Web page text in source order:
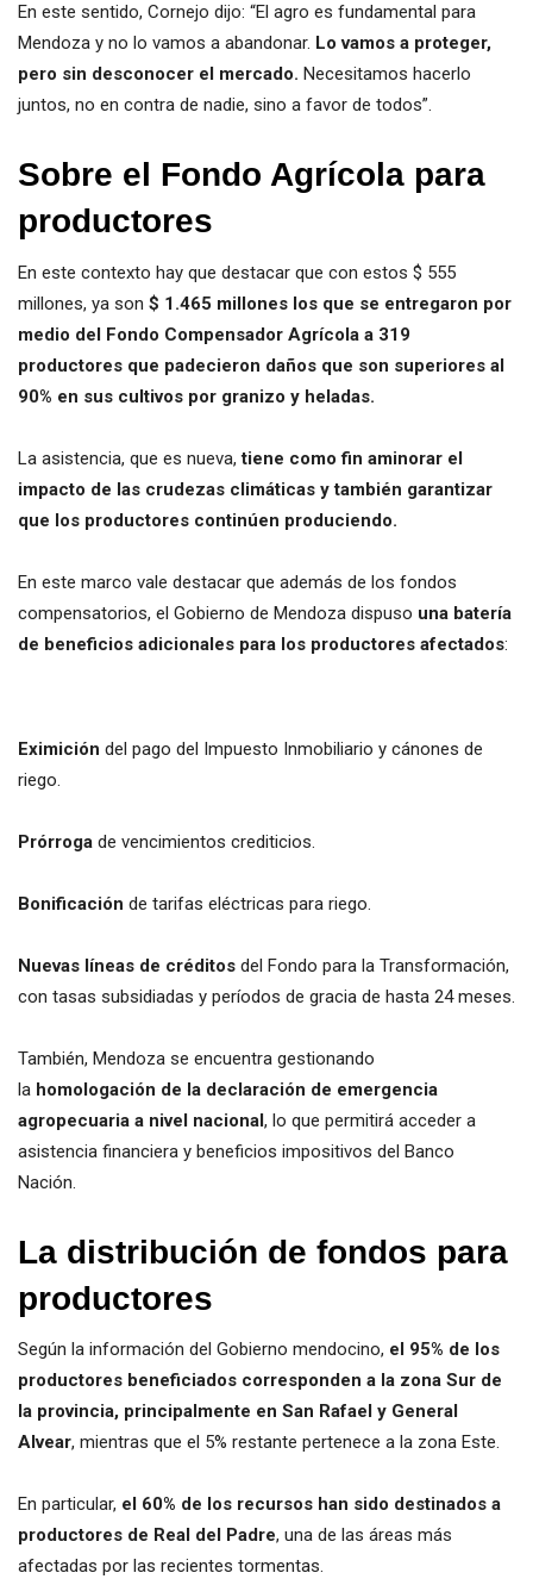
En este sentido, Cornejo dijo: “El agro es fundamental para
Mendoza y no lo vamos a abandonar. Lo vamos a proteger,
pero sin desconocer el mercado. Necesitamos hacerlo
juntos, no en contra de nadie, sino a favor de todos”.
Sobre el Fondo Agrícola para
productores
En este contexto hay que destacar que con estos $ 555
millones, ya son $ 1.465 millones los que se entregaron por
medio del Fondo Compensador Agrícola a 319
productores que padecieron daños que son superiores al
90% en sus cultivos por granizo y heladas.
La asistencia, que es nueva,tiene como fin aminorar el
impacto de las crudezas climáticas y también garantizar
que los productores continúen produciendo.
En este marco vale destacar que además de los fondos
compensatorios, el Gobierno de Mendoza dispuso una batería
de beneficios adicionales para los productores afectados:
Eximición del pago del Impuesto Inmobiliario y cánones de
riego.
Prórroga de vencimientos crediticios.
Bonificación de tarifas eléctricas para riego.
Nuevas líneas de créditos del Fondo para la Transformación,
con tasas subsidiadas y períodos de gracia de hasta 24 meses.
También, Mendoza se encuentra gestionando
la homologación de la declaración de emergencia
agropecuaria a nivel nacional, lo que permitirá acceder a
asistencia financiera y beneficios impositivos del Banco
Nación.
La distribución de fondos para
productores
Según la información del Gobierno mendocino, el 95% de los
productores beneficiados corresponden a la zona Sur de
la provincia, principalmente en San Rafael y General
Alvear, mientras que el 5% restante pertenece a la zona Este.
En particular, el 60% de los recursos han sido destinados a
productores de Real del Padre, una de las áreas más
afectadas por las recientes tormentas.